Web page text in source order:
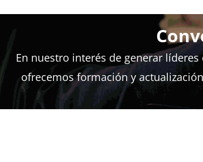
En nuestro interés de generar
ofrecemos formación y